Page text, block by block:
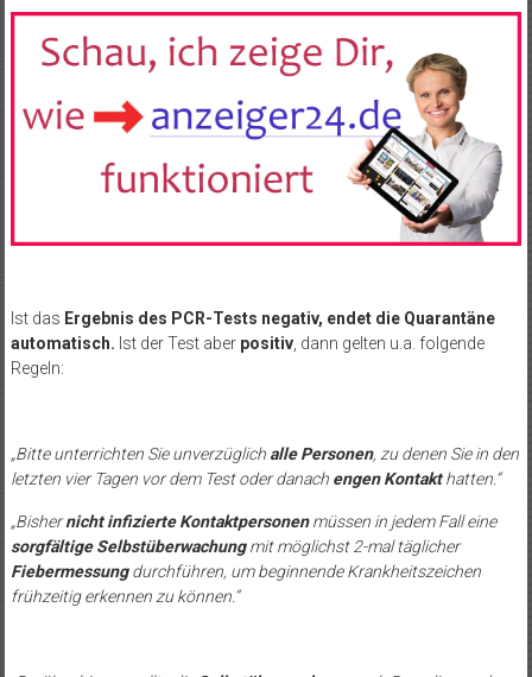
Ist das Ergebnis des PCR-Tests negativ, endet die Quarantäne
automatisch. Ist der Test aber positiv, dann gelten u.a. folgende
Regeln:
„Bitte unterrichten Sie unverzüglich alle Personen, zu denen Sie in den
letzten vier Tagen vor dem Test oder danach engen Kontakthatten.“
„Bishernicht infizierte Kontaktpersonenmüssen in jedem Fall eine
sorgfältige Selbstüberwachungmit möglichst 2-mal täglicher
Fiebermessungdurchführen, um beginnende Krankheitszeichen
frühzeitig erkennen zu können.“